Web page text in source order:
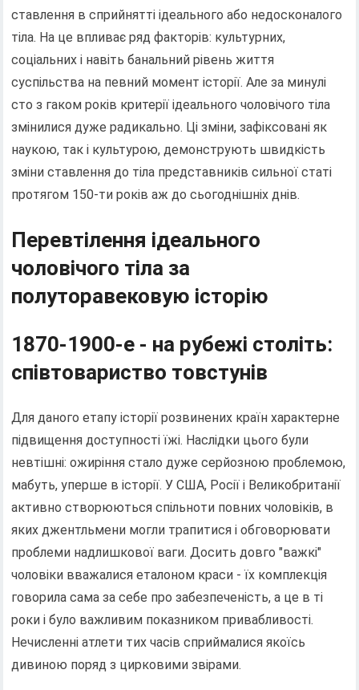
ставлення в сприйнятті ідеального або недосконалого
тіла. На це впливає ряд факторів: культурних,
соціальних і навіть банальний рівень життя
суспільства на певний момент історії. Але за минулі
сто з гаком років критерії ідеального чоловічого тіла
змінилися дуже радикально. Ці зміни, зафіксовані як
наукою, так і культурою, демонструють швидкість
зміни ставлення до тіла представників сильної статі
протягом 150-ти років аж до сьогоднішніх днів.
Перевтілення ідеального
чоловічого тіла за
полуторавековую історію
1870-1900-е - на рубежі століть:
співтовариство товстунів
Для даного етапу історії розвинених країн характерне
підвищення доступності їжі. Наслідки цього були
невтішні: ожиріння стало дуже серйозною проблемою,
мабуть, уперше в історії. У США, Росії і Великобританії
активно створюються спільноти повних чоловіків, в
яких джентльмени могли трапитися і обговорювати
проблеми надлишкової ваги. Досить довго "важкі"
чоловіки вважалися еталоном краси - їх комплекція
говорила сама за себе про забезпеченість, а це в ті
роки і було важливим показником привабливості.
Нечисленні атлети тих часів сприймалися якоїсь
дивиною поряд з цирковими звірами.